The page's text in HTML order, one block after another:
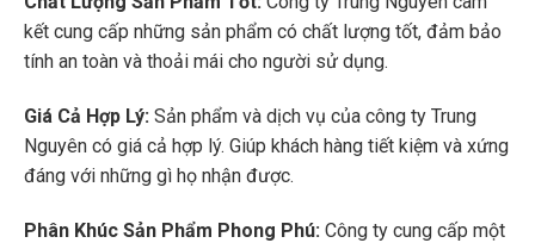
kết cung cấp những sản phẩm có chất lượng tốt, đảm bảo
tính an toàn và thoải mái cho người sử dụng.
Giá Cả Hợp Lý: Sản phẩm và dịch vụ của công ty Trung
Nguyên có giá cả hợp lý. Giúp khách hàng tiết kiệm và xứng
đáng với những gì họ nhận được.
Phân Khúc Sản Phẩm Phong Phú: Công ty cung cấp một